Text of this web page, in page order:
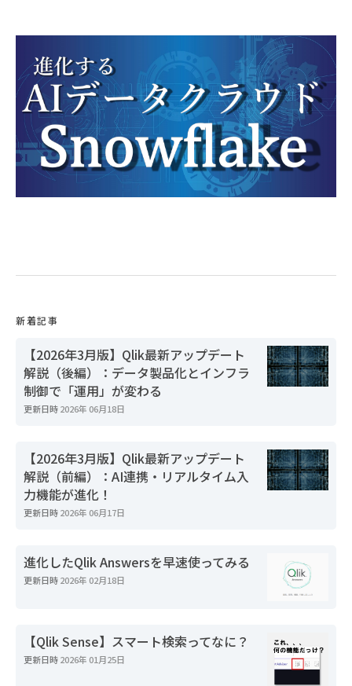
新着記事
【2026年3月版】Qlik最新アップデート
解説（後編）：データ製品化とインフラ
制御で「運用」が変わる
更新日時2026年 06月18日
【2026年3月版】Qlik最新アップデート
解説（前編）：AI連携・リアルタイム入
力機能が進化！
更新日時2026年 06月17日
進化したQlik Answersを早速使ってみる
更新日時2026年 02月18日
【Qlik Sense】スマート検索ってなに？
更新日時2026年 01月25日